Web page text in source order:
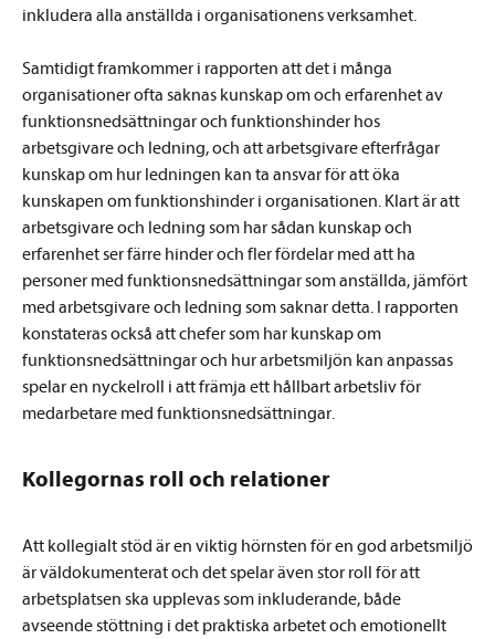
inkludera alla anställda i organisationens verksamhet.
Samtidigt framkommer i rapporten att det i många
organisationer ofta saknas kunskap om och erfarenhet av
funktionsnedsättningar och funktionshinder hos
arbetsgivare och ledning, och att arbetsgivare efterfrågar
kunskap om hur ledningen kan ta ansvar för att öka
kunskapen om funktionshinder i organisationen. Klart är att
arbetsgivare och ledning som har sådan kunskap och
erfarenhet ser färre hinder och fler fördelar med att ha
personer med funktionsnedsättningar som anställda, jämfört
med arbetsgivare och ledning som saknar detta. I rapporten
konstateras också att chefer som har kunskap om
funktionsnedsättningar och hur arbetsmiljön kan anpassas
spelar en nyckelroll i att främja ett hållbart arbetsliv för
medarbetare med funktionsnedsättningar.
Kollegornas roll och relationer
Att kollegialt stöd är en viktig hörnsten för en god arbetsmiljö
är väldokumenterat och det spelar även stor roll för att
arbetsplatsen ska upplevas som inkluderande, både
avseende stöttning i det praktiska arbetet och emotionellt